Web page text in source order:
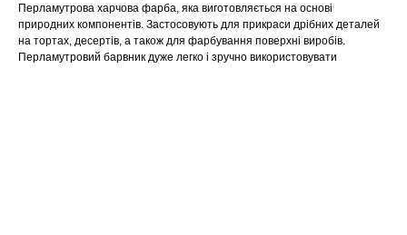
Перламутрова харчова фарба, яка виготовляється на основі
природних компонентів. Застосовують для прикраси дрібних деталей
на тортах, десертів, а також для фарбування поверхні виробів.
Перламутровий барвник дуже легко і зручно використовувати